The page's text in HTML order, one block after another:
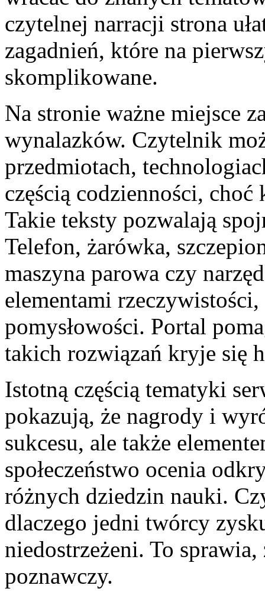
czytelnej narracji strona
zagadnień, które na
skomplikowane.
Na stronie ważne miejsce
wynalazków. Czytelnik
przedmiotach,
częścią codzienności, choć
Takie teksty pozwalają
Telefon, żarówka,
maszyna parowa czy
elementami
pomysłowości. Portal
takich rozwiązań kryje się
Istotną częścią tematyki
pokazują, że nagrody i
sukcesu, ale także
społeczeństwo ocenia
różnych dziedzin nauki.
dlaczego jedni twórcy
niedostrzeżeni. To
poznawczy.